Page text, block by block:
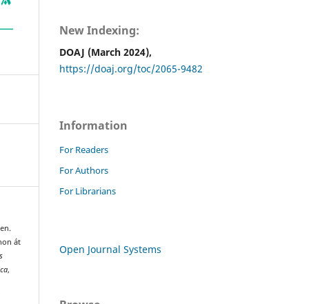
át
,
New Indexing:
DOAJ (March 2024),
https://doaj.org/toc/2065-9482
Information
For Readers
For Authors
For Librarians
Open Journal Systems